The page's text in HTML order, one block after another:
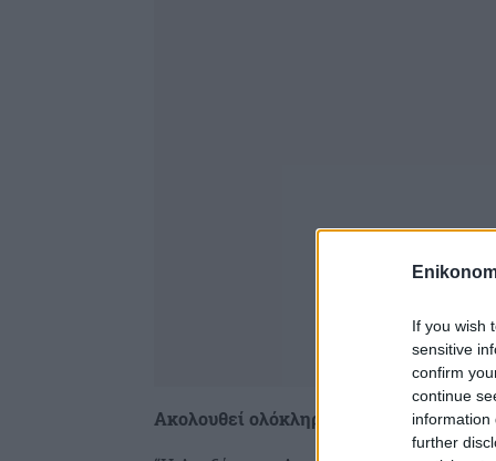
If you wish
sensitive
confirm
continue
information
further
Ακολουθεί ολόκληρη η ανακοίνωση